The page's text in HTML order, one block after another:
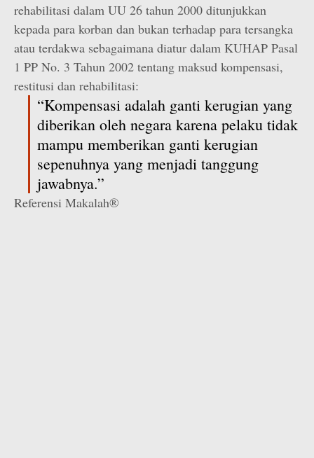
rehabilitasi dalam UU 26 tahun 2000 ditunjukkan
kepada para korban dan bukan terhadap para tersangka
atau terdakwa sebagaimana diatur dalam KUHAP Pasal
1 PP No. 3 Tahun 2002 tentang maksud kompensasi,
restitusi dan rehabilitasi:
“Kompensasi adalah ganti kerugian yang
diberikan oleh negara karena pelaku tidak
mampu memberikan ganti kerugian
sepenuhnya yang menjadi tanggung
jawabnya.”
Referensi Makalah®